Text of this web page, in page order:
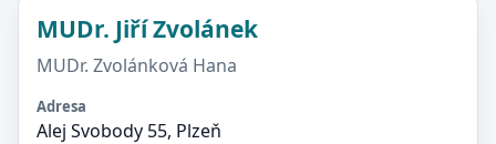
MUDr. Jiří Zvolánek
MUDr. Zvolánková Hana
Adresa
Alej Svobody 55, Plzeň